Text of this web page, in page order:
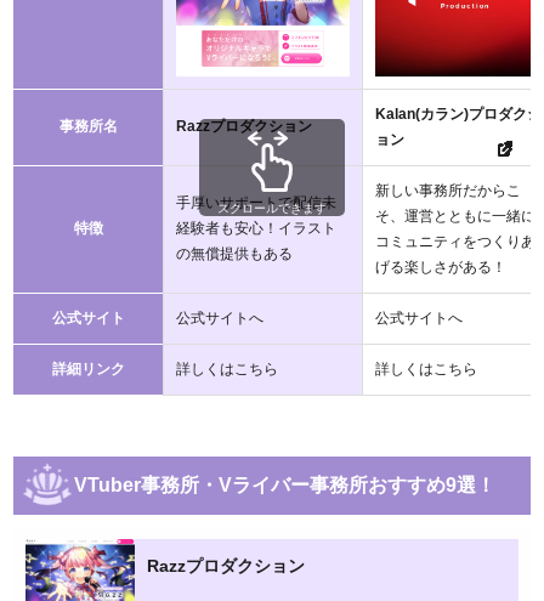
事務所名 Razzプロダクション
Kalan(カラン)プロダクシ
ョン
特徴
手厚いサポートで配信未
経験者も安心！イラスト
の無償提供もある
新しい事務所だからこ
そ、運営とともに一緒に
コミュニティをつくりあ
げる楽しさがある！
公式サイト 公式サイトへ 公式サイトへ
詳細リンク 詳しくはこちら 詳しくはこちら
スクロールできます
VTuber事務所・Vライバー事務所おすすめ9選！
Razzプロダクション